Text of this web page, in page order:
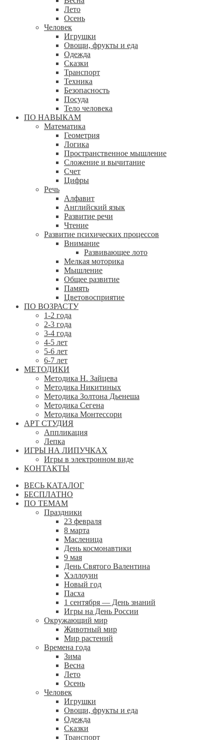
Лето
Осень
Человек
Игрушки
Овощи, фрукты и еда
Одежда
Сказки
Транспорт
Техника
Безопасность
Посуда
Тело человека
ПО НАВЫКАМ
Математика
Геометрия
Логика
Пространственное мышление
Сложение и вычитание
Счет
Цифры
Речь
Алфавит
Английский язык
Развитие речи
Чтение
Развитие психических процессов
Внимание
Развивающее лото
Мелкая моторика
Мышление
Общее развитие
Память
Цветовосприятие
ПО ВОЗРАСТУ
1-2 года
2-3 года
3-4 года
4-5 лет
5-6 лет
6-7 лет
МЕТОДИКИ
Методика Н. Зайцева
Методика Никитиных
Методика Золтона Дьенеша
Методика Сегена
Методика Монтессори
АРТ СТУДИЯ
Аппликация
Лепка
ИГРЫ НА ЛИПУЧКАХ
Игры в электронном виде
КОНТАКТЫ
ВЕСЬ КАТАЛОГ
БЕСПЛАТНО
ПО ТЕМАМ
Праздники
23 февраля
8 марта
Масленица
День космонавтики
9 мая
День Святого Валентина
Хэллоуин
Новый год
Пасха
1 сентября — День знаний
Игры на День России
Окружающий мир
Животный мир
Мир растений
Времена года
Зима
Весна
Лето
Осень
Человек
Игрушки
Овощи, фрукты и еда
Одежда
Сказки
Транспорт